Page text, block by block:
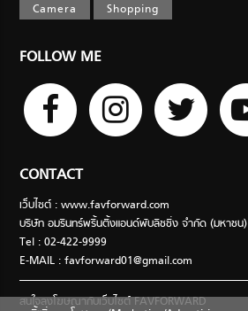
Camera
Shopping
FOLLOW ME
CONTACT
เว็บไซต์ : www.favforward.com
บริษัท อมรินทร์พริ้นติ้งแอนด์พับลิชชิ่ง จำกัด (มหาชน)
Tel : 02-422-9999
E-MAIL :favforward01@gmail.com
สนใจลงโฆษณากับเว็บไซต์ FAVFORWARD